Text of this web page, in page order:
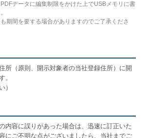
データに編集制限をかけた上でUSBメモリに書
期間を要する場合がありますのでご了承くださ
所（原則、開示対象者の当社登録住所）に開
。
）
内容に誤りがあった場合は、迅速に訂正いた
にご不明な点がございましたら、当社までご